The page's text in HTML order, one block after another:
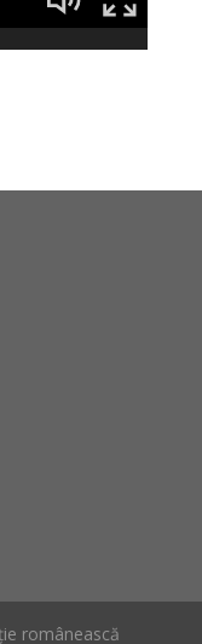
românească